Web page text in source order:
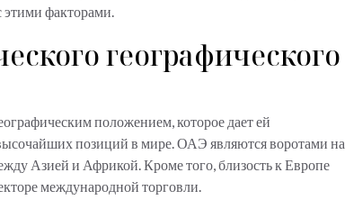
этими факторами.
географического
положением, которое дает ей
позиций в мире. ОАЭ являются воротами на
Азией и Африкой. Кроме того, близость к Европе
международной торговли.